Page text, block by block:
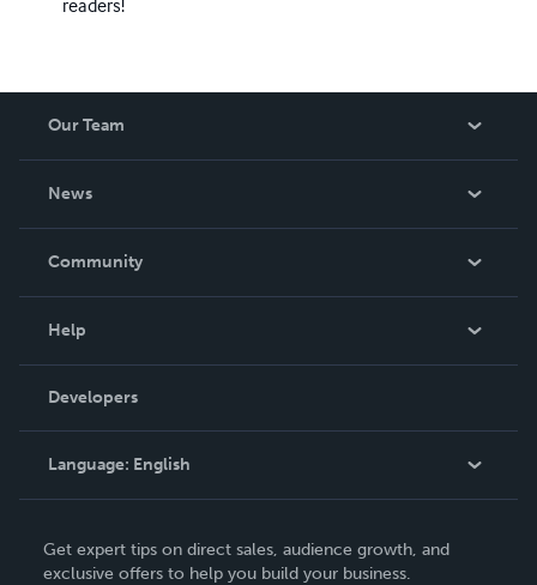
Our Team
News
In The News
Community
Podcast
Help
Order Lookup
Knowledge Base
Contact Support
Developers
Language: English
Deutsch
Get expert tips on direct sales, audience growth, and
exclusive offers to help you build your business.